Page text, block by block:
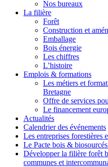
Nos bureaux
La filière
Forêt
Construction et
Emballage
Bois énergie
Les chiffres
L’histoire
Emplois & formations
Les métiers et
Bretagne
Offre de services
Le financement
Actualités
Calendrier des événements
Les entreprises forestières
Le Pacte bois &
Développer la filière forêt
communes et